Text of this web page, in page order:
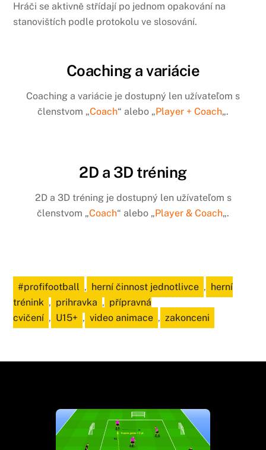
Hráči se aktivně střídají po jednom opakování na
stanovištích podle protokolu ve slosování.
Coaching a variácie
Coaching a variácie je dostupný len užívateľom s
členstvom „Coach“ alebo „Player + Coach„.
2D a 3D tréning
2D a 3D tréning je dostupný len užívateľom s
členstvom „Coach“ alebo „Player & Coach„.
#profifootball , herní činnost jednotlivce , herní
trénink , prihravka , přípravná
cvičení , U15+ , video animace , zakonceni